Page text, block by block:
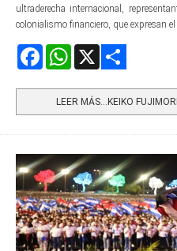
ultraderecha internacional,
colonialismo financiero, que expresan
FacebookWhatsApp
LEER MÁS…KEIKO